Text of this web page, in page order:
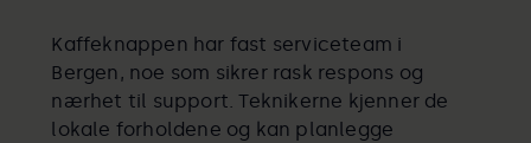
Kaffeknappen har fast serviceteam i
Bergen, noe som sikrer rask respons og
nærhet til support. Teknikerne kjenner de
lokale forholdene og kan planlegge